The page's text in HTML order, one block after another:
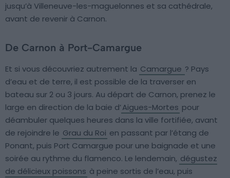
jusqu’à Villeneuve-les-maguelonnes et sa cathédrale,
avant de revenir à Carnon.
De Carnon à Port-Camargue
Et si vous découvriez autrement la Camargue ? Pays
d’eau et de terre, il est possible de la traverser en
bateau sur 2 ou 3 jours. Au départ de Carnon, prenez le
large en direction de la baie d’Aigues-Mortes pour
déambuler quelques heures dans la ville fortifiée, avant
de rejoindre le Grau du Roi en passant par l’étang de
Ponant, puis Port Camargue pour une baignade et une
soirée au rythme du flamenco. Le lendemain, dégustez
de délicieux poissons à peine sortis de l’eau, puis